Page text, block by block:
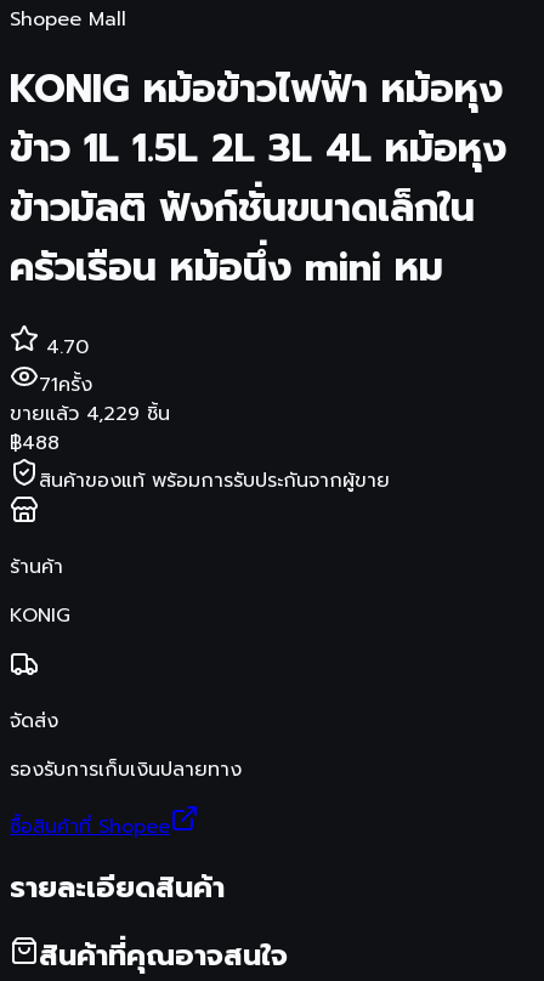
Shopee Mall
KONIG หม้อข้าวไฟฟ้า หม้อหุง
ข้าว 1L 1.5L 2L 3L 4L หม้อหุง
ข้าวมัลติ ฟังก์ชั่นขนาดเล็กใน
ครัวเรือน หม้อนึ่ง mini หม
4.70
71ครั้ง
ขายแล้ว 4,229 ชิ้น
฿488
สินค้าของแท้ พร้อมการรับประกันจากผู้ขาย
ร้านค้า
KONIG
จัดส่ง
รองรับการเก็บเงินปลายทาง
ซื้อสินค้าที่ Shopee
รายละเอียดสินค้า
สินค้าที่คุณอาจสนใจ